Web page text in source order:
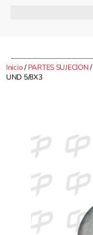
Inicio/PARTES SUJECION/
UND 5/8X3